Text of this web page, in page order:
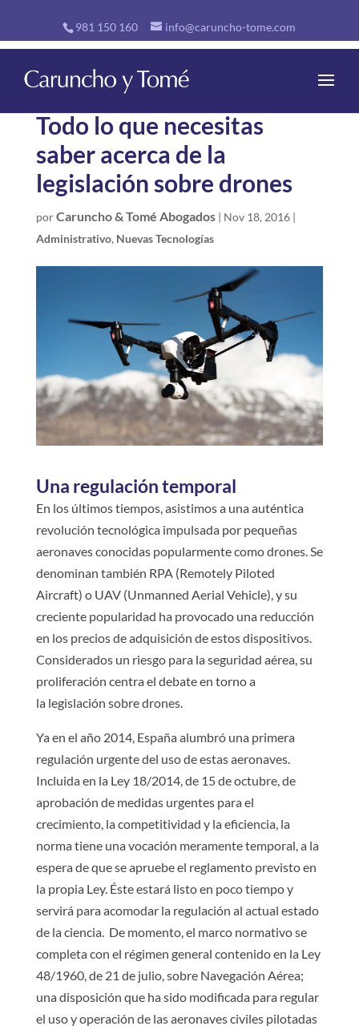
981 150 160 info@caruncho-tome.com
Todo lo que necesitas
saber acerca de la
legislación sobre drones
porCaruncho & Tomé Abogados| Nov 18, 2016|
Administrativo, Nuevas Tecnologías
Una regulación temporal
En los últimos tiempos, asistimos a una auténtica
revolución tecnológica impulsada por pequeñas
aeronaves conocidas popularmente como drones. Se
denominan también RPA (Remotely Piloted
Aircraft) o UAV (Unmanned Aerial Vehicle), y su
creciente popularidad ha provocado una reducción
en los precios de adquisición de estos dispositivos.
Considerados un riesgo para la seguridad aérea, su
proliferación centra el debate en torno a
la legislación sobre drones.
Ya en el año 2014, España alumbró una primera
regulación urgente del uso de estas aeronaves.
Incluida en la Ley 18/2014, de 15 de octubre, de
aprobación de medidas urgentes para el
crecimiento, la competitividad y la eficiencia, la
norma tiene una vocación meramente temporal, a la
espera de que se apruebe el reglamento previsto en
la propia Ley. Éste estará listo en poco tiempo y
servirá para acomodar la regulación al actual estado
de la ciencia. De momento, el marco normativo se
completa con el régimen general contenido en la Ley
48/1960, de 21 de julio, sobre Navegación Aérea;
una disposición que ha sido modificada para regular
el uso y operación de las aeronaves civiles pilotadas